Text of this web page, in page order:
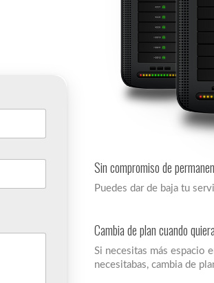
Sin compromiso de
Puedes dar de baja tu
Cambia de plan cuando
Si necesitas más espacio
necesitabas, cambia de